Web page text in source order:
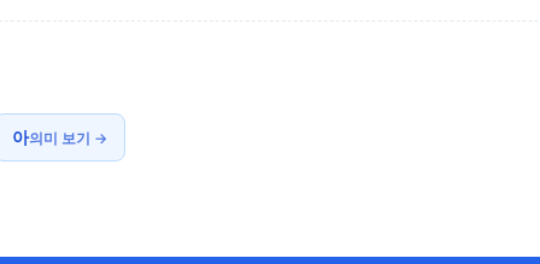
아의미 보기 →